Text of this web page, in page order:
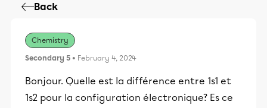
Back
Chemistry
Secondary 5 • February 4, 2024
Bonjour. Quelle est la différence entre 1s1 et
1s2 pour la configuration électronique? Es ce